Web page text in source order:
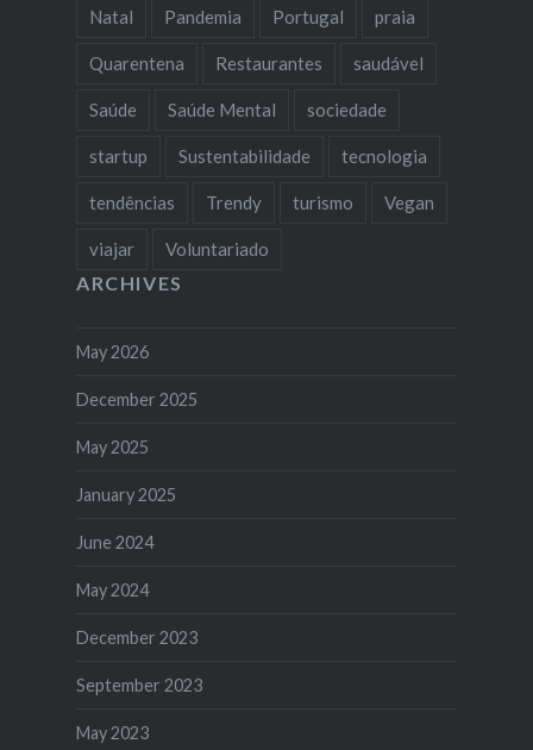
Natal Pandemia Portugal praia
Quarentena Restaurantes saudável
Saúde Saúde Mental sociedade
startup Sustentabilidade tecnologia
tendências Trendy turismo Vegan
viajar Voluntariado
ARCHIVES
May 2026
December 2025
May 2025
January 2025
June 2024
May 2024
December 2023
September 2023
May 2023